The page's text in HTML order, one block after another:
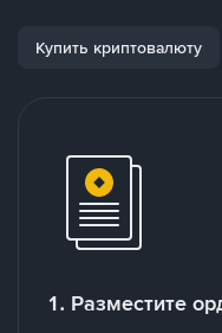
Купить криптовалюту
1. Разместите